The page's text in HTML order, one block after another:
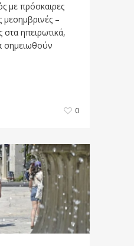
με πρόσκαιρες
μεσημβρινές –
στα ηπειρωτικά,
σημειωθούν
0